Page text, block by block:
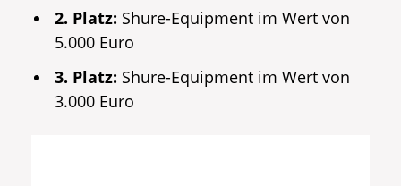
2. Platz: Shure-Equipment im Wert von
5.000 Euro
3. Platz: Shure-Equipment im Wert von
3.000 Euro